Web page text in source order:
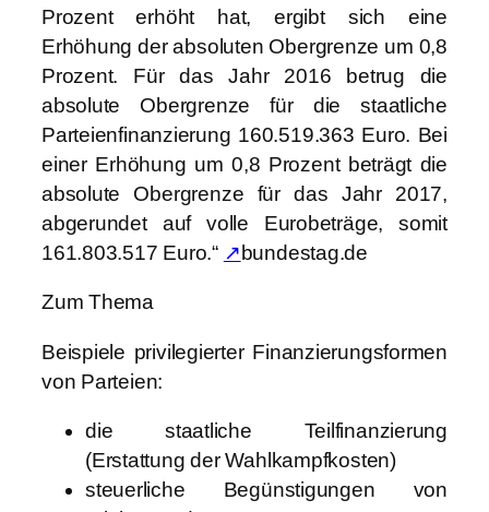
Prozent erhöht hat, ergibt sich eine
Erhöhung der absoluten Obergrenze um 0,8
Prozent. Für das Jahr 2016 betrug die
absolute Obergrenze für die staatliche
Parteienfinanzierung 160.519.363 Euro. Bei
einer Erhöhung um 0,8 Prozent beträgt die
absolute Obergrenze für das Jahr 2017,
abgerundet auf volle Eurobeträge, somit
161.803.517 Euro.“ ↗bundestag.de
Zum Thema
Beispiele privilegierter Finanzierungsformen
von Parteien:
die staatliche Teilfinanzierung
(Erstattung der Wahlkampfkosten)
steuerliche Begünstigungen von